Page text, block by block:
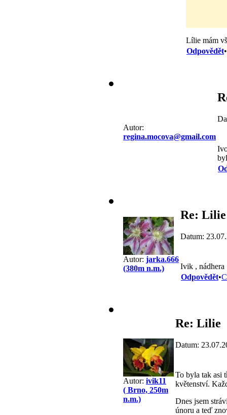
Lílie mám
Odpovědět•
Autor:
regina.mocova@gmail.com
Autor: jarka.666
(380m n.m.)
Re: Lilie
Datum:
Ivik , nádhera
Odpovědět•
Autor: ivik11
( Brno, 250m
n.m.)
Re: Lilie
Datum:
To byla tak asi
květenství.
Dnes jsem
únoru a teď